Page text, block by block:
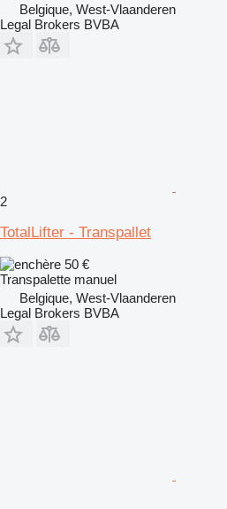
Belgique, West-Vlaanderen
Legal Brokers BVBA
2
TotalLifter - Transpallet
50 €
Transpalette manuel
Belgique, West-Vlaanderen
Legal Brokers BVBA